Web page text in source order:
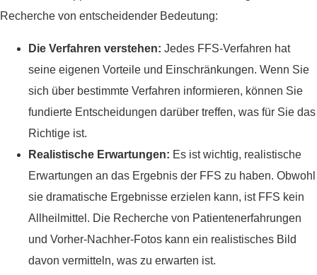
Recherche von entscheidender Bedeutung:
Die Verfahren verstehen: Jedes FFS-Verfahren hat
seine eigenen Vorteile und Einschränkungen. Wenn Sie
sich über bestimmte Verfahren informieren, können Sie
fundierte Entscheidungen darüber treffen, was für Sie das
Richtige ist.
Realistische Erwartungen: Es ist wichtig, realistische
Erwartungen an das Ergebnis der FFS zu haben. Obwohl
sie dramatische Ergebnisse erzielen kann, ist FFS kein
Allheilmittel. Die Recherche von Patientenerfahrungen
und Vorher-Nachher-Fotos kann ein realistisches Bild
davon vermitteln, was zu erwarten ist.